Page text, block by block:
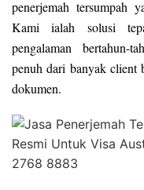
penerjemah tersumpah
Kami ialah solusi
pengalaman bertahun-
penuh dari banyak client
dokumen.